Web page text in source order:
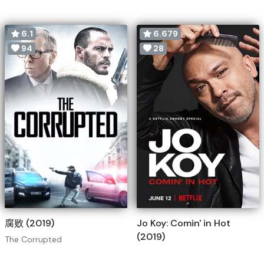
6.1
94
腐败 (2019)
The Corrupted
6.679
28
Jo Koy: Comin' in Hot
(2019)